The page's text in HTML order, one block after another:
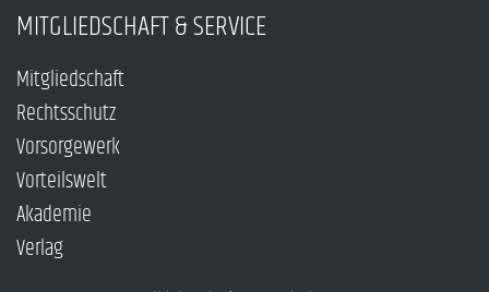
MITGLIEDSCHAFT & SERVICE
Mitgliedschaft
Rechtsschutz
Vorsorgewerk
Vorteilswelt
Akademie
Verlag